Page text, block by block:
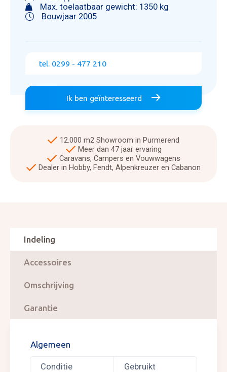
Max. toelaatbaar gewicht: 1350 kg
Bouwjaar 2005
tel. 0299 - 477 210
Ik ben geïnteresseerd
12.000 m2 Showroom in Purmerend
Meer dan 47 jaar ervaring
Caravans, Campers en Vouwwagens
Dealer in Hobby, Fendt, Alpenkreuzer en Cabanon
Indeling
Accessoires
Omschrijving
Garantie
Algemeen
Conditie Gebruikt